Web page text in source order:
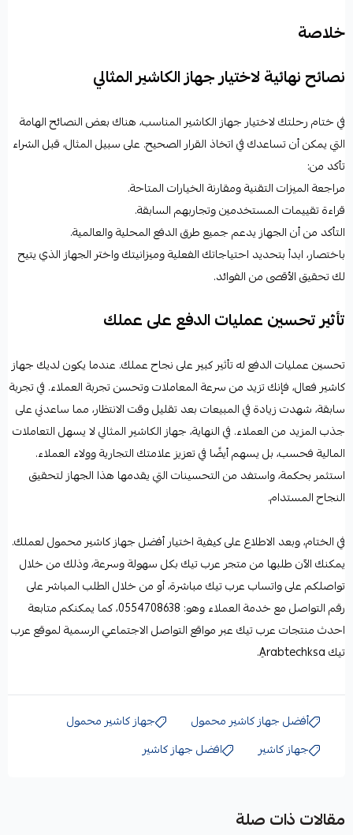
خلاصة
نصائح نهائية لاختيار جهاز الكاشير المثالي
في ختام رحلتك لاختيار جهاز الكاشير المناسب، هناك بعض النصائح الهامة
التي يمكن أن تساعدك في اتخاذ القرار الصحيح. على سبيل المثال، قبل الشراء
تأكد من:
مراجعة الميزات التقنية ومقارنة الخيارات المتاحة.
قراءة تقييمات المستخدمين وتجاربهم السابقة.
التأكد من أن الجهاز يدعم جميع طرق الدفع المحلية والعالمية.
باختصار، ابدأ بتحديد احتياجاتك الفعلية وميزانيتك واختر الجهاز الذي يتيح
لك تحقيق الأقصى من الفوائد.
تأثير تحسين عمليات الدفع على عملك
تحسين عمليات الدفع له تأثير كبير على نجاح عملك. عندما يكون لديك جهاز
كاشير فعال، فإنك تزيد من سرعة المعاملات وتحسن تجربة العملاء. في تجربة
سابقة، شهدت زيادة في المبيعات بعد تقليل وقت الانتظار، مما ساعدني على
جذب المزيد من العملاء. في النهاية، جهاز الكاشير المثالي لا يسهل التعاملات
المالية فحسب، بل يسهم أيضًا في تعزيز علامتك التجارية وولاء العملاء.
استثمر بحكمة، واستفد من التحسينات التي يقدمها هذا الجهاز لتحقيق
النجاح المستدام.
في الختام، وبعد الاطلاع على كيفية اختيار أفضل جهاز كاشير محمول لعملك.
يمكنك الآن طلبها من متجر عرب تيك بكل سهولة وسرعة، وذلك من خلال
تواصلكم علىواتساب عرب تيكمباشرة، أو من خلال الطلب المباشر على
رقم التواصل مع خدمة العملاء وهو: 0554708638، كما يمكنكم متابعة
احدث منتجات عرب تيك عبر مواقع التواصل الاجتماعي الرسمية لموقع عرب
تيكAِrabtechksa.
أفضل جهاز كاشير محمول
جهاز كاشير محمول
جهاز كاشير
افضل جهاز كاشير
مقالات ذات صلة